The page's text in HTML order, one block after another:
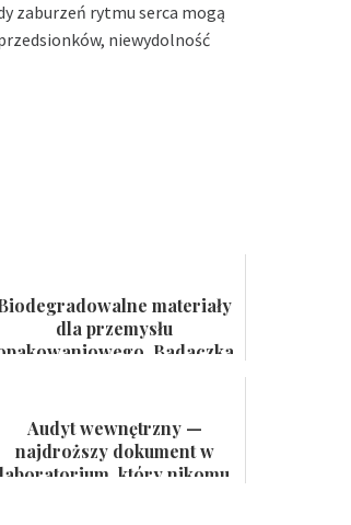
zaburzeń rytmu serca mogą
niewydolność
materiały
dla przemysłu
Badaczka
Audyt wewnętrzny —
najdroższy dokument w
laboratorium, który nikomu